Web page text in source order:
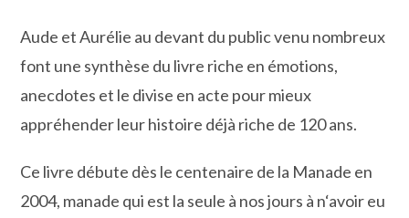
Aude et Aurélie au devant du public venu nombreux
font une synthèse du livre riche en émotions,
anecdotes et le divise en acte pour mieux
appréhender leur histoire déjà riche de 120 ans.
Ce livre débute dès le centenaire de la Manade en
2004, manade qui est la seule à nos jours à n‘avoir eu